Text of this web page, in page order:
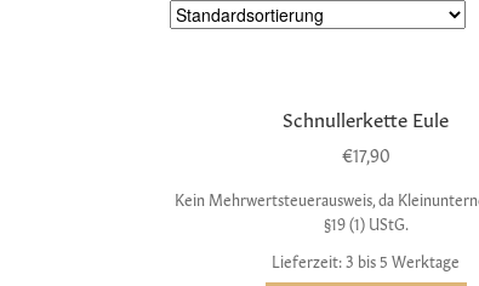
Schnullerkette Eule
€17,90
Kein Mehrwertsteuerausweis, da
§19 (1) UStG.
Lieferzeit: 3 bis 5 Werktage